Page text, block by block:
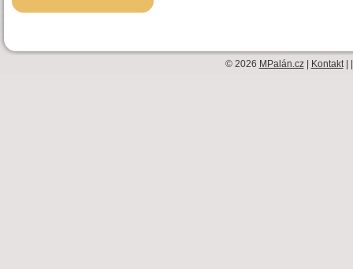
© 2026 MPalán.cz| Kontakt|